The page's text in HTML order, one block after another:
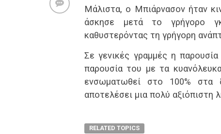
Μάλιστα, ο Μπιάρνασον ήταν
άσκησε μετά το γρήγορο
καθυστερόντας τη γρήγορη
Σε γενικές γραμμές η
παρουσία του με τα
ενσωματωθεί στο 100% στα
αποτελέσει μια πολύ αξιόπιστη
RELATED TOPICS